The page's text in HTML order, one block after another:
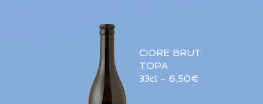
CIDRE BRUT
TOPA
33cl - 6,50€